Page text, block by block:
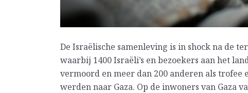
De Israëlische samenleving is in shock na de
waarbij 1400 Israëli’s en bezoekers aan het
vermoord en meer dan 200 anderen als
werden naar Gaza. Op de inwoners van Gaza